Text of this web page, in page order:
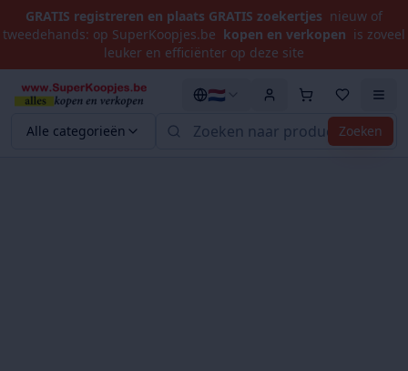
GRATIS registreren en plaats GRATIS zoekertjes nieuw of
tweedehands: op SuperKoopjes.be kopen en verkopen is zoveel
leuker en efficiënter op deze site
Alle categorieën Zoeken
🇳🇱